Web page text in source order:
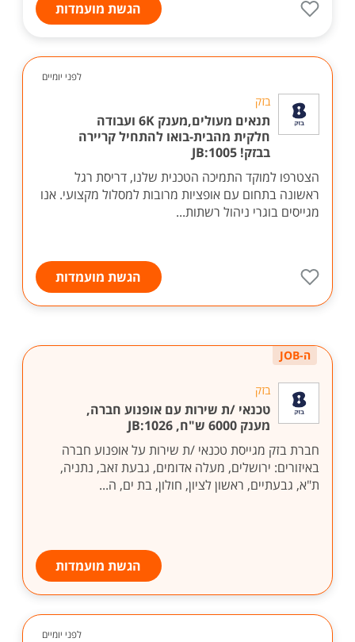
הגשת מועמדות
לפני יומיים
בזק
תנאים מעולים,מענק 6K ועבודה
חלקית מהבית-בואו להתחיל קריירה
בבזק! 1005:JB
הצטרפו למוקד התמיכה הטכנית שלנו, דריסת רגל
ראשונה בתחום עם אופציות מרובות למסלול מקצועי. אנו
מגייסים בוגרי ניהול רשתות...
הגשת מועמדות
ה-JOB
בזק
טכנאי /ת שירות עם אופנוע חברה,
מענק 6000 ש"ח, JB:1026
חברת בזק מגייסת טכנאי /ת שירות על אופנוע חברה
באיזורים: ירושלים, מעלה אדומים, גבעת זאב, נתניה,
ת"א, גבעתיים, ראשון לציון, חולון, בת ים, ה...
הגשת מועמדות
לפני יומיים